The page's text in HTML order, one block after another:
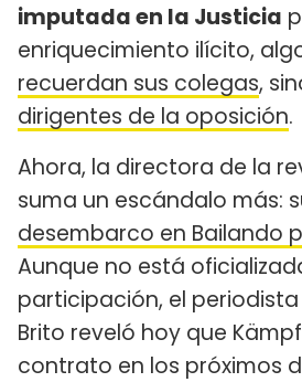
imputada en la Justicia
enriquecimiento ilícito,
recuerdan sus colegas,
dirigentes de la oposición.
Ahora, la directora de la
suma un escándalo más:
desembarco en Bailando
Aunque no está
participación, el
Brito reveló hoy que
contrato en los próximos